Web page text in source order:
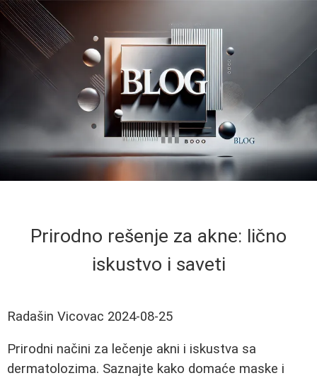
Prirodno rešenje za akne: lično
iskustvo i saveti
Radašin Vicovac 2024-08-25
Prirodni načini za lečenje akni i iskustva sa
dermatolozima. Saznajte kako domaće maske i